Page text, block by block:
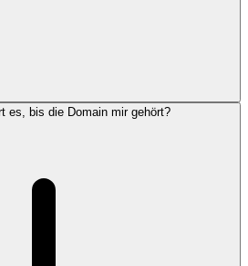
es, bis die Domain mir gehört?